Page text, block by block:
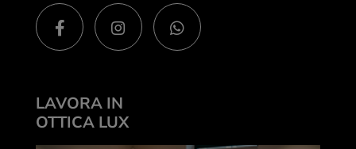
LAVORA IN
OTTICA LUX